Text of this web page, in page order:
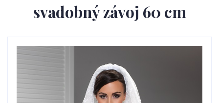
svadobný závoj 60 cm